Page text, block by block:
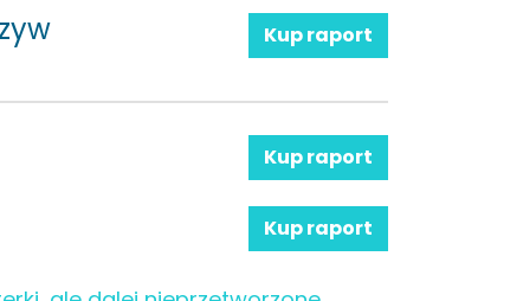
Kup raport
Kup raport
Kup raport